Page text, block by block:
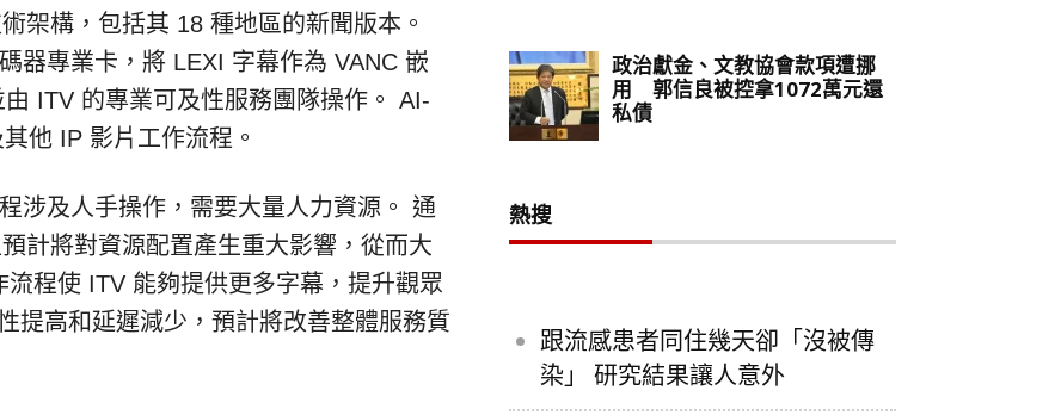
架構，包括其 18 種地區的新聞版本。
器專業卡，將 LEXI 字幕作為 VANC 嵌
ITV 的專業可及性服務團隊操作。 AI-
他 IP 影片工作流程。
涉及人手操作，需要大量人力資源。 通
計將對資源配置產生重大影響，從而大
程使 ITV 能夠提供更多字幕，提升觀眾
提高和延遲減少，預計將改善整體服務質
熱搜
跟流感患者同住幾天卻「沒被傳
染」 研究結果讓人意外